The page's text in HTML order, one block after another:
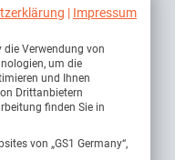
Köln
16 Uhr)
| Impressum
die Verwendung von
um die
und Ihnen
Drittanbietern
finden Sie in
von „GS1 Germany“,